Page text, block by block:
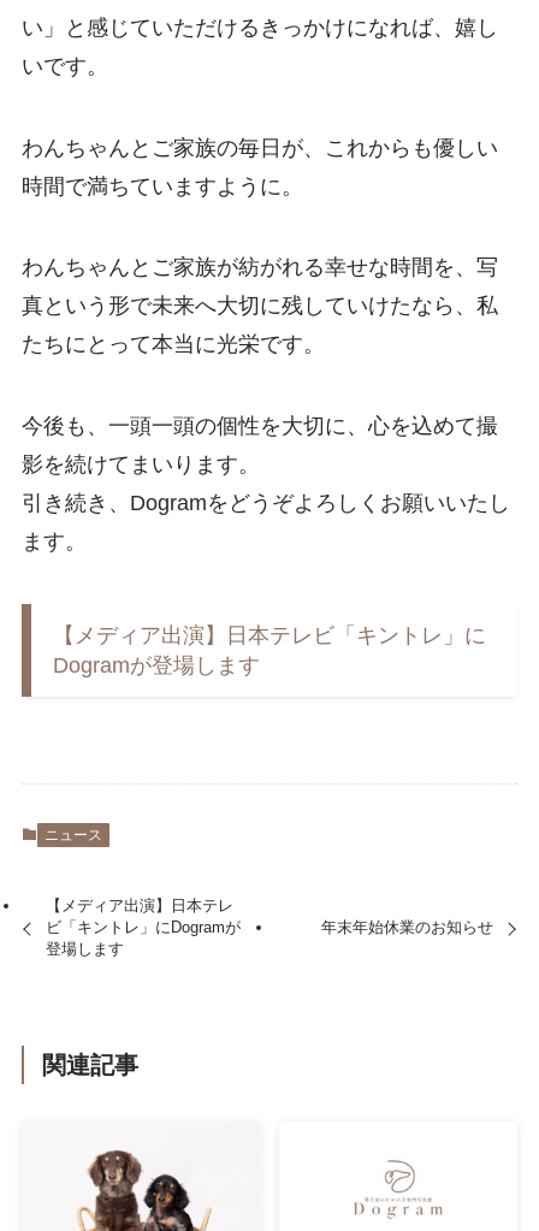
い」と感じていただけるきっかけになれば、嬉し
いです。
わんちゃんとご家族の毎日が、これからも優しい
時間で満ちていますように。
わんちゃんとご家族が紡がれる幸せな時間を、写
真という形で未来へ大切に残していけたなら、私
たちにとって本当に光栄です。
今後も、一頭一頭の個性を大切に、心を込めて撮
影を続けてまいります。
引き続き、Dogramをどうぞよろしくお願いいたし
ます。
【メディア出演】日本テレビ「キントレ」に
Dogramが登場します
ニュース
【メディア出演】日本テレ
ビ「キントレ」にDogramが
登場します
年末年始休業のお知らせ
関連記事